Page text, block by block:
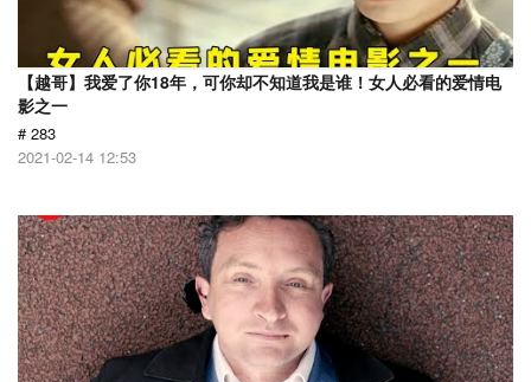
【越哥】我爱了你18年，可你却不知道我是谁！女人必看的爱情电
影之一
# 283
2021-02-14 12:53